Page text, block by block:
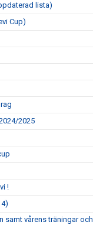
lista)
Cup)
2025
!
samt vårens träningar och